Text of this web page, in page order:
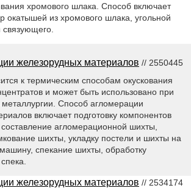
хромового шлака. Способ включает
окатышей из хромового шлака, угольной
связующего.
железорудных материалов // 2550445
к термическим способам окускования
и может быть использовано при
Способ агломерации
включает подготовку компонентов
агломерационной шихты,
шихты, укладку постели и шихты на
спекание шихты, обработку
железорудных материалов // 2534174